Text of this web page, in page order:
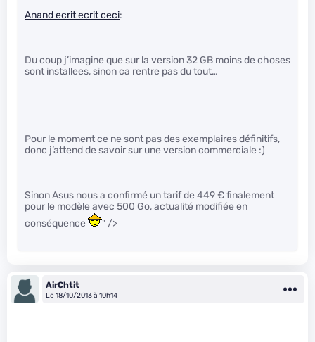
Anand ecrit ecrit ceci:
Du coup j’imagine que sur la version 32 GB moins de choses
sont installees, sinon ca rentre pas du tout…
Pour le moment ce ne sont pas des exemplaires définitifs,
donc j’attend de savoir sur une version commerciale :)
Sinon Asus nous a confirmé un tarif de 449 € finalement
pour le modèle avec 500 Go, actualité modifiée en
conséquence
" />
AirChtit
Le 18/10/2013 à 10h14